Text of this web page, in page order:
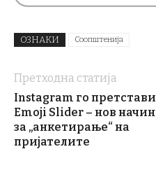
ОЗНАКИ Соопштенија
Претходна статија
Instagram го претстави
Emoji Slider – нов начин
за „анкетирање“ на
пријателите